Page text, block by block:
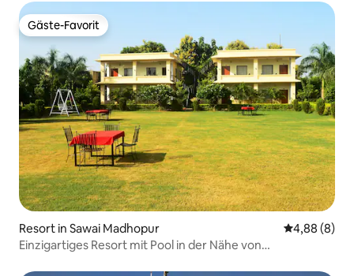
Gäste-Favorit
Gäste-Favorit
Resort in Sawai Madhopur
4,88 (8)
Einzigartiges Resort mit Pool in der Nähe von